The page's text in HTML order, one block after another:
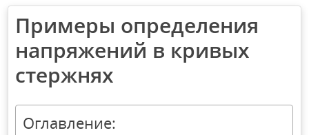
Примеры определения
напряжений в кривых
стержнях
Оглавление: